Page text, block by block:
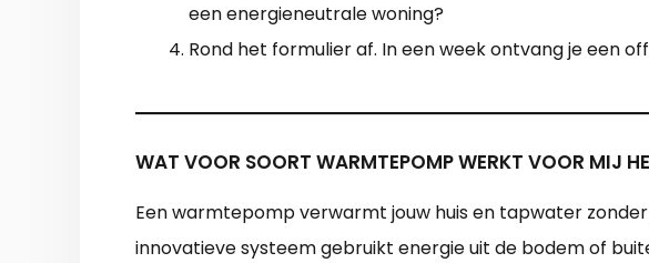
een energieneutrale woning?
Rond het formulier af. In een week ontvang je een
WAT VOOR SOORT WARMTEPOMP WERKT VOOR MIJ
Een warmtepomp verwarmt jouw huis en tapwater
innovatieve systeem gebruikt energie uit de bodem of